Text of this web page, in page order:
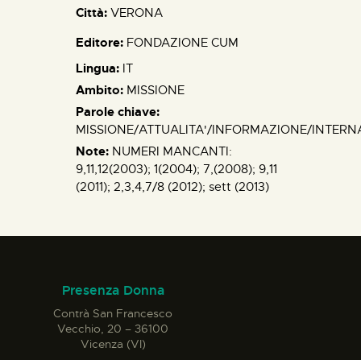
Città: VERONA
Editore: FONDAZIONE CUM
Lingua: IT
Ambito: MISSIONE
Parole chiave:
MISSIONE/ATTUALITA'/INFORMAZIONE/
Note: NUMERI MANCANTI:
9,11,12(2003); 1(2004); 7,(2008); 9,11
(2011); 2,3,4,7/8 (2012); sett (2013)
Presenza Donna
Contrà San Francesco
Vecchio, 20 – 36100
Vicenza (VI)